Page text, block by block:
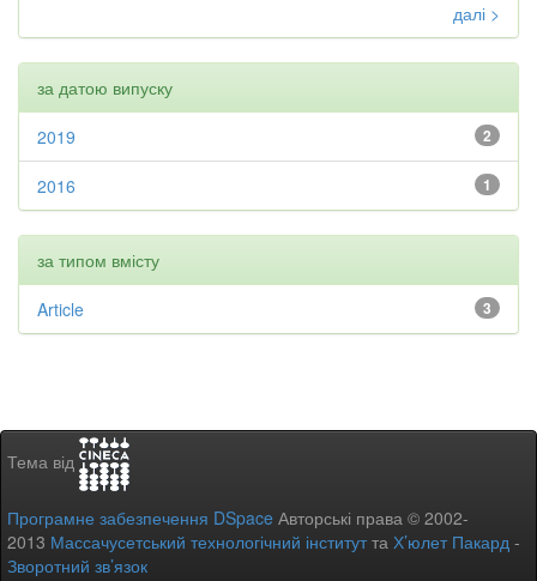
далі >
за датою випуску
2
2019
1
2016
за типом вмісту
3
Article
Тема від
Програмне забезпечення DSpace Авторські права © 2002-
2013 Массачусетський технологічний інститутта Х’юлет Пакард -
Зворотний зв’язок